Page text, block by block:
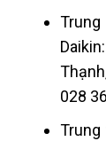
028
Trung